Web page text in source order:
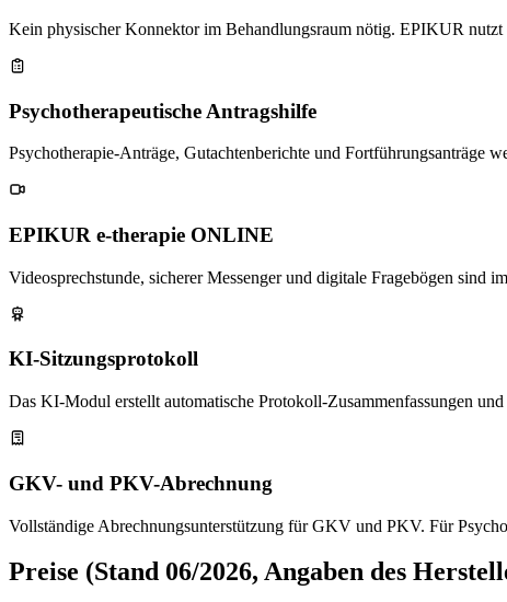
Kein physischer Konnektor im Behandlungsraum nötig. EPIKUR
Psychotherapeutische Antragshilfe
Psychotherapie-Anträge, Gutachtenberichte und Fortführungsanträge
EPIKUR e-therapie ONLINE
Videosprechstunde, sicherer Messenger und digitale Fragebögen
KI-Sitzungsprotokoll
Das KI-Modul erstellt automatische Protokoll-Zusammenfassungen
GKV- und PKV-Abrechnung
Vollständige Abrechnungsunterstützung für GKV und PKV. Für
Preise (Stand 06/2026, Angaben des